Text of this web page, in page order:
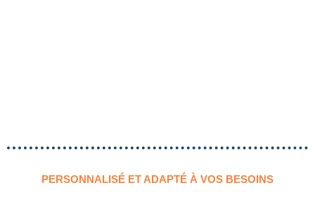
PERSONNALISÉ ET ADAPTÉ À VOS BESOINS